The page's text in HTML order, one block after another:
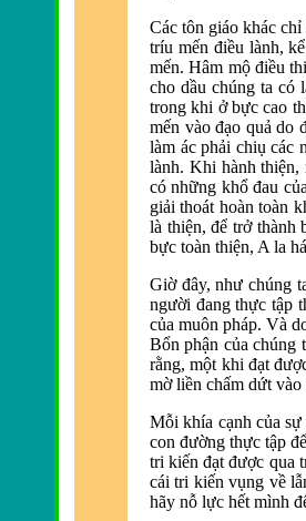
Các tôn giáo khác
tríu mến điều lành,
mến. Hâm mộ điều
cho dầu chúng ta có
trong khi ở bực cao
mến vào đạo quả do
làm ác phải chiụ các
lành. Khi hành
có những khổđau
giải thoát hoàn toàn
là thiện,để trở thành
bực toàn thiện, A la
Giờ đây, như chúng
người đang thực tập
của muôn pháp. Và
Bổn phận của chúng
rằng, một khi đạt
mờ liền chấm dứt
Mỗi khía cạnh của
conđường thực tập
tri kiếnđạt được qua
cái tri kiến vụng về
hãy nỗ lực hết mình